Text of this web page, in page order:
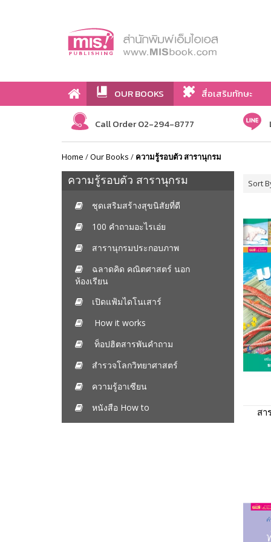
OUR BOOKS สื่อเสริมทักษะ
Call Order 02-294-8777
Home /Our Books / ความรู้รอบตัว สารานุกรม
ความรู้รอบตัว สารานุกรม
ชุดเสริมสร้างสุขนิสัยที่ดี
100 คำถามอะไรเอ่ย
สารานุกรมประกอบภาพ
ฉลาดคิด คณิตศาสตร์ นอก
ห้องเรียน
เปิดแฟ้มไดโนเสาร์
How it works
ท็อปฮิตสารพันคำถาม
สำรวจโลกวิทยาศาสตร์
ความรู้อาเซียน
หนังสือ How to
Sort
สา